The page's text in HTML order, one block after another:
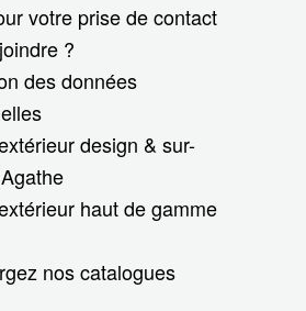
votre prise de contact
?
des données
design & sur-
haut de gamme
nos catalogues